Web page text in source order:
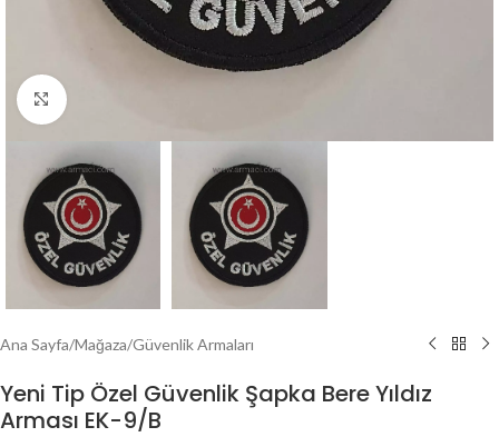
Büyütmek için tıklayın
Ana Sayfa/Mağaza/Güvenlik Armaları
Yeni Tip Özel Güvenlik Şapka Bere Yıldız
Arması EK-9/B